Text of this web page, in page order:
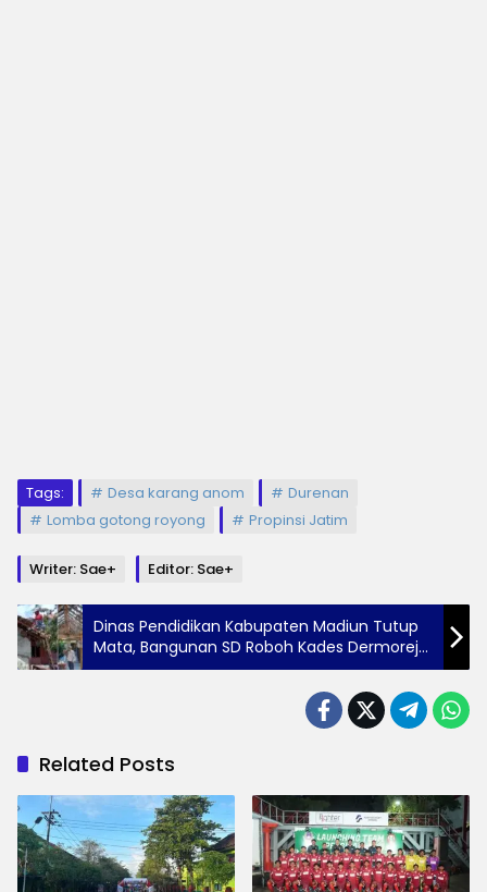
Tags: Desa karang anom
Durenan
Lomba gotong royong
Propinsi Jatim
Writer: Sae+ Editor: Sae+
Dinas Pendidikan Kabupaten Madiun Tutup
Mata, Bangunan SD Roboh Kades Dermorejo
Bangun Pakai Dana Pribadi
Related Posts